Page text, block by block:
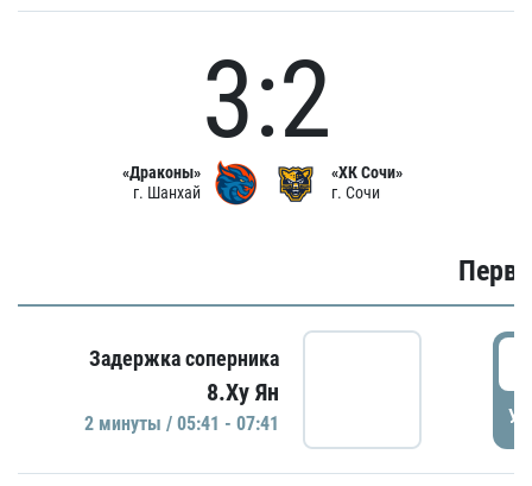
«Драконы»
г. Шанхай
3:2
«ХК Сочи»
г. Сочи
Задержка соперника
8.Ху Ян
2 минуты / 05:41 - 07:41